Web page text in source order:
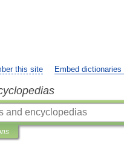
this site Embed